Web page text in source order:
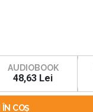
AUDIOBOOK
48,63 Lei
ÎN COȘ